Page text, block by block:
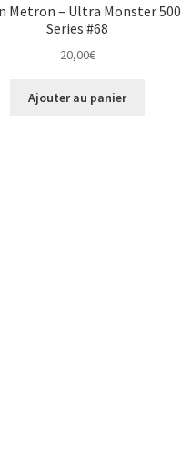
Metron – Ultra Monster 500
Series #68
20,00€
Ajouter au panier